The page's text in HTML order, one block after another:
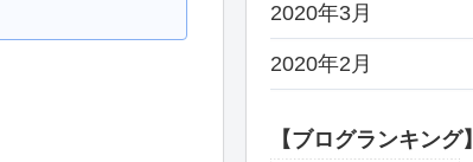
2020年3月
2020年2月
【ブログランキング】